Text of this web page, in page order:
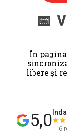
📅
În
libere și
5,0 6